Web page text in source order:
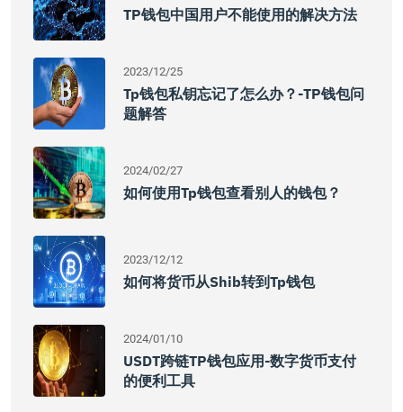
TP钱包中国用户不能使用的解决方法
2023/12/25
Tp钱包私钥忘记了怎么办？-TP钱包问
题解答
2024/02/27
如何使用tp钱包查看别人的钱包？
2023/12/12
如何将货币从shib转到tp钱包
2024/01/10
USDT跨链TP钱包应用-数字货币支付
的便利工具